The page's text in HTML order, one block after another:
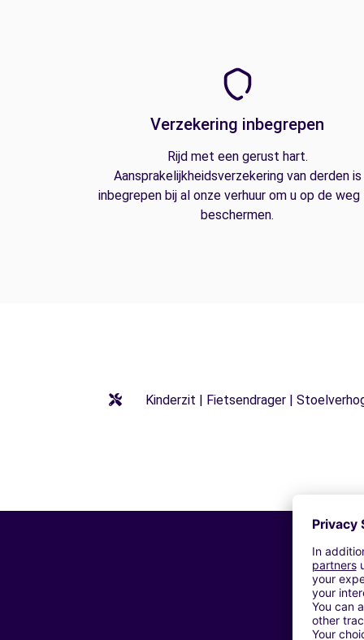
Verzekering inbegrepen
Rijd met een gerust hart.
Aansprakelijkheidsverzekering van derden is
inbegrepen bij al onze verhuur om u op de
beschermen.
Kinderzit | Fietsendrager |